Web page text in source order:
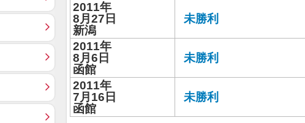
2011年
8月27日
新潟
未勝利
2011年
8月6日
函館
未勝利
2011年
7月16日
函館
未勝利